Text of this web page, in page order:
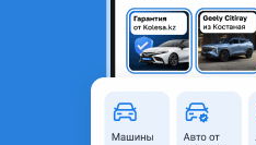
Свап комплект VQ35 DE